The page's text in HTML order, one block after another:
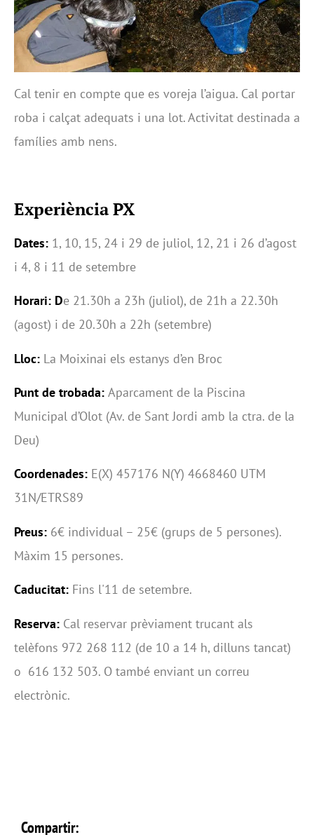
Cal tenir en compte que es voreja l’aigua. Cal portar
roba i calçat adequats i una lot. Activitat destinada a
famílies amb nens.
Experiència PX
Dates: 1, 10, 15, 24 i 29 de juliol, 12, 21 i 26 d’agost
i 4, 8 i 11 de setembre
Horari: De 21.30h a 23h (juliol), de 21h a 22.30h
(agost) i de 20.30h a 22h (setembre)
Lloc: La Moixinai els estanys d’en Broc
Punt de trobada: Aparcament de la Piscina
Municipal d’Olot (Av. de Sant Jordi amb la ctra. de la
Deu)
Coordenades: E(X) 457176 N(Y) 4668460 UTM
31N/ETRS89
Preus: 6€ individual – 25€ (grups de 5 persones).
Màxim 15 persones.
Caducitat: Fins l'11 de setembre.
Reserva: Cal reservar prèviament trucant als
telèfons 972 268 112 (de 10 a 14 h, dilluns tancat)
o 616 132 503. O també enviant un correu
electrònic.
Compartir: